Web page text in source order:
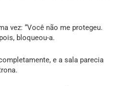
vez: “Você não me protegeu.
bloqueou-a.
e a sala parecia